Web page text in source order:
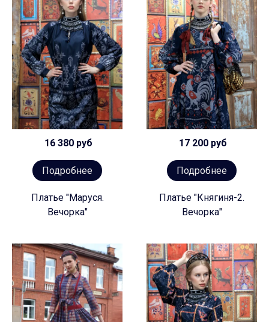
16 380 руб
Подробнее
Платье "Маруся.
Вечорка"
17 200 руб
Подробнее
Платье "Княгиня-2.
Вечорка"